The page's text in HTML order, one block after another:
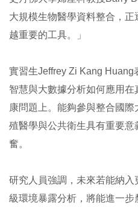
大規模生物醫學資料整合，
越重要的工具。」
實習生Jeffrey Zi Kang Huang
智慧與大數據分析如何應用
康問題上。能夠參與整合國
殖醫學與公共衛生具有重要
奮。
研究人員強調，未來若能納
級環境暴露分析，將能進一